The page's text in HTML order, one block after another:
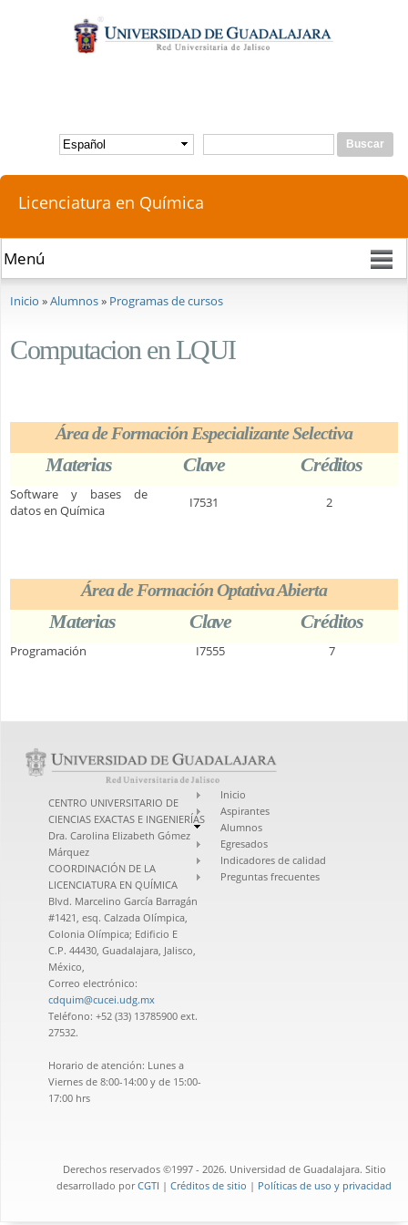
contenido
principal
Formulario de búsqueda
Buscar
Licenciatura en Química
Inicio »Alumnos» Programas de cursos
Computacion en LQUI
Área de Formación Especializante Selectiva
Materias Clave Créditos
Software y bases de
datos en Química
I7531 2
Área de Formación Optativa Abierta
Materias Clave Créditos
Programación I7555 7
CENTRO UNIVERSITARIO DE
CIENCIAS EXACTAS E INGENIERÍAS
Dra. Carolina Elizabeth Gómez
Márquez
COORDINACIÓN DE LA
LICENCIATURA EN QUÍMICA
Blvd. Marcelino García Barragán
#1421, esq. Calzada Olímpica,
Colonia Olímpica; Edificio E
C.P. 44430, Guadalajara, Jalisco,
México,
Correo electrónico:
cdquim@cucei.udg.mx
Teléfono: +52 (33) 13785900 ext.
27532.
Horario de atención: Lunes a
Viernes de 8:00-14:00 y de 15:00-
17:00 hrs
Inicio
Aspirantes
Alumnos
Egresados
Indicadores de calidad
Preguntas frecuentes
Derechos reservados ©1997 - 2026. Universidad de Guadalajara. Sitio
desarrollado porCGTI | Créditos de sitio | Políticas de uso y privacidad